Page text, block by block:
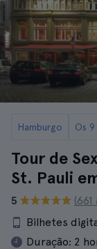
Hamburgo
Tour de
St. Pauli
5
Bilhetes
Duração: 2